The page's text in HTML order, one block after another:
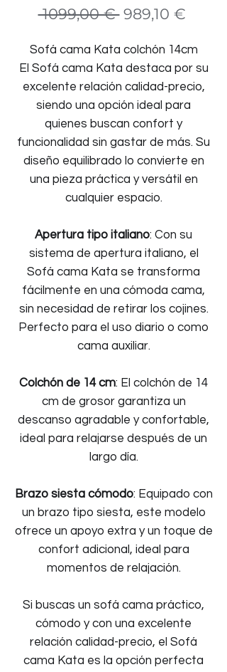
1099,00 € Precio
989,10 €Precio
oferta
Sofá cama Kata colchón 14cm
El Sofá cama Kata destaca por su
excelente relación calidad-precio,
siendo una opción ideal para
quienes buscan confort y
funcionalidad sin gastar de más. Su
diseño equilibrado lo convierte en
una pieza práctica y versátil en
cualquier espacio.
Apertura tipo italiano: Con su
sistema de apertura italiano, el
Sofá cama Kata se transforma
fácilmente en una cómoda cama,
sin necesidad de retirar los cojines.
Perfecto para el uso diario o como
cama auxiliar.
Colchón de 14 cm: El colchón de 14
cm de grosor garantiza un
descanso agradable y confortable,
ideal para relajarse después de un
largo día.
Brazo siesta cómodo: Equipado con
un brazo tipo siesta, este modelo
ofrece un apoyo extra y un toque de
confort adicional, ideal para
momentos de relajación.
Si buscas un sofá cama práctico,
cómodo y con una excelente
relación calidad-precio, el Sofá
cama Kata es la opción perfecta